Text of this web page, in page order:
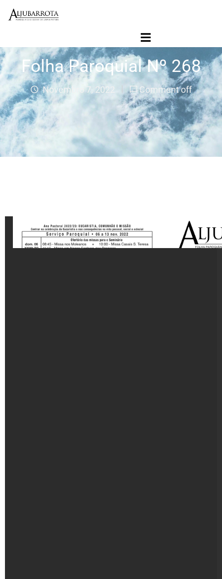
Paróquia
Ligações
Jornal Contacto SVD
Folha Paroquial Nº 268
Novembro 7, 2022 Comment off